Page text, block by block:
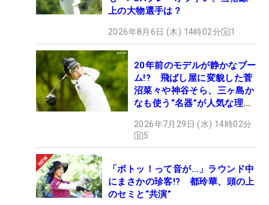
上の大物選手は？
2026年8月6日 (木) 14時02分 1
20年前のモデルが静かなブー
ム!? 飛ばし屋に変貌した菅
沼菜々や神谷そら、三ヶ島か
なも使う“名器”が人気な理由
ギア”】
2026年7月29日 (水) 14時02分
5
「ボトッ！って音が…」ラウンド中
にまさかの珍客!? 都玲華、頭の上
のセミと“共演”